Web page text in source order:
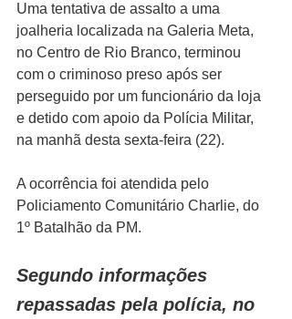
Uma tentativa de assalto a uma
joalheria localizada na Galeria Meta,
no Centro de Rio Branco, terminou
com o criminoso preso após ser
perseguido por um funcionário da loja
e detido com apoio da Polícia Militar,
na manhã desta sexta-feira (22).
A ocorrência foi atendida pelo
Policiamento Comunitário Charlie, do
1º Batalhão da PM.
Segundo informações
repassadas pela polícia, no